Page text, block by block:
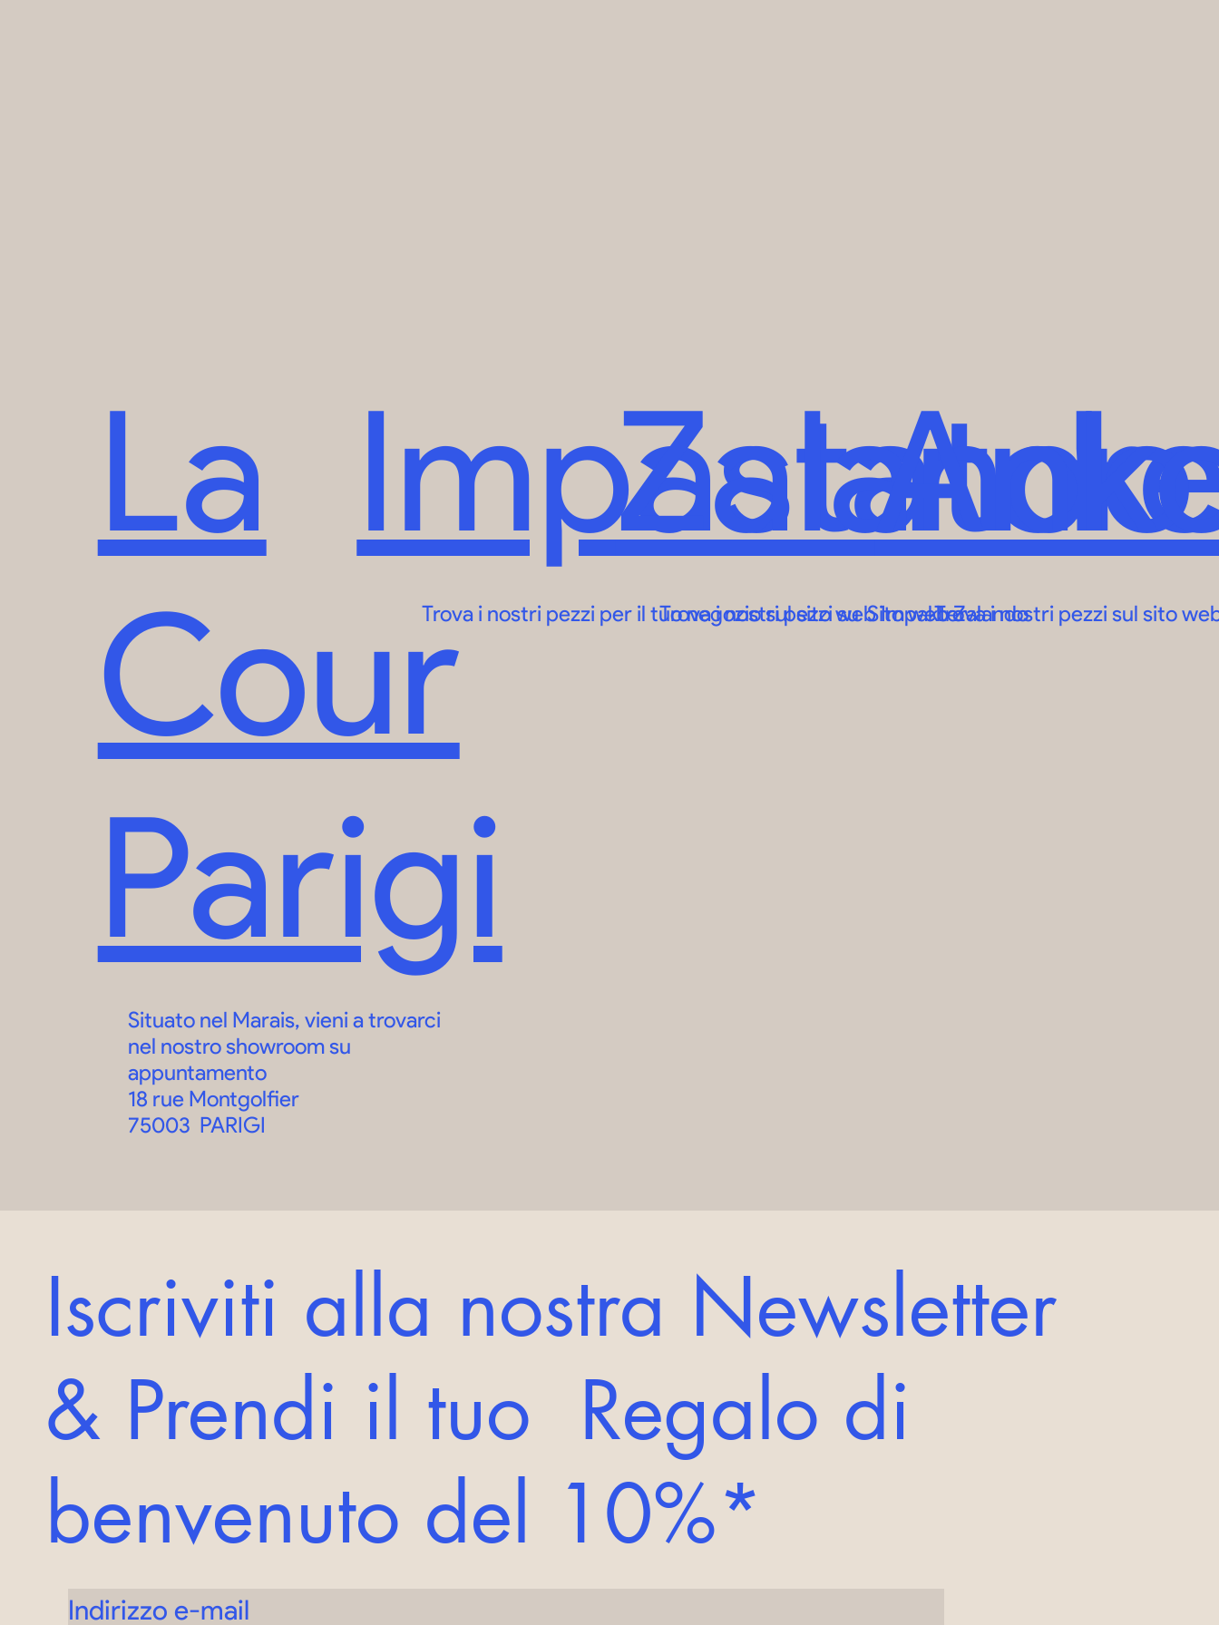
La
Cour
Parigi
Situato nel Marais, vieni a trovarci
nel nostro showroom su
appuntamento
18 rue Montgolfier
75003 PARIGI
Trova i nostri pezzi per il tuo negozio sul sito web Impakter
Zalando
Trova i nostri pezzi su Sito web ZalandoTrova i nostri pezzi sul sito
Iscriviti alla nostra Newsletter
& Prendi il tuo Regalo di
benvenuto del 10%*